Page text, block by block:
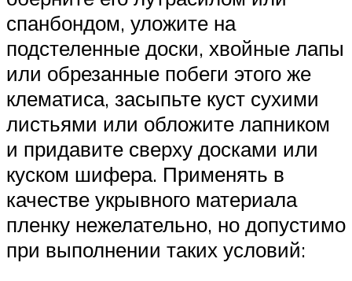
спанбондом, уложите на
подстеленные доски, хвойные лапы
или обрезанные побеги этого же
клематиса, засыпьте куст сухими
листьями или обложите лапником
и придавите сверху досками или
куском шифера. Применять в
качестве укрывного материала
пленку нежелательно, но допустимо
при выполнении таких условий: